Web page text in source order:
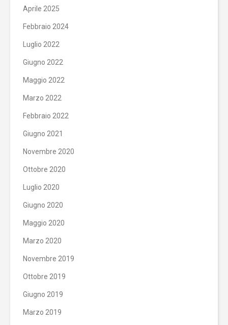
Aprile 2025
Febbraio 2024
Luglio 2022
Giugno 2022
Maggio 2022
Marzo 2022
Febbraio 2022
Giugno 2021
Novembre 2020
Ottobre 2020
Luglio 2020
Giugno 2020
Maggio 2020
Marzo 2020
Novembre 2019
Ottobre 2019
Giugno 2019
Marzo 2019